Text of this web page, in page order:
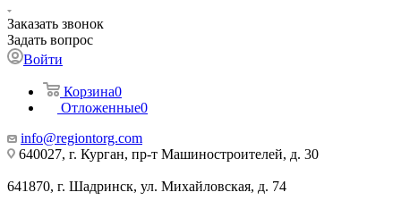
Заказать звонок
Задать вопрос
Войти
Корзина0
Отложенные0
info@regiontorg.com
640027, г. Курган, пр-т Машиностроителей, д. 30
641870, г. Шадринск, ул. Михайловская, д. 74